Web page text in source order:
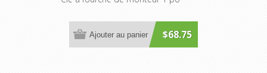
$68.75
Ajouter au panier